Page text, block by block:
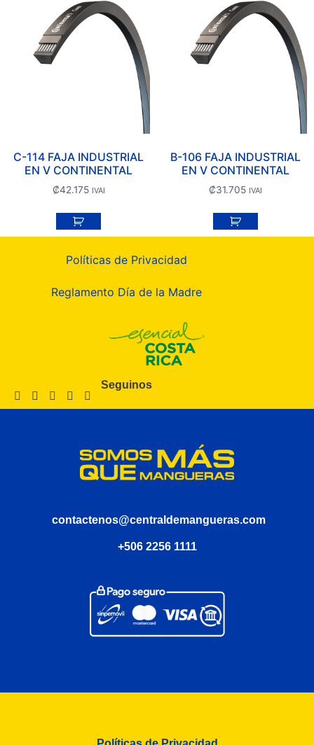
C-114 FAJA INDUSTRIAL
EN V CONTINENTAL
₡42.175 IVAI
B-106 FAJA INDUSTRIAL
EN V CONTINENTAL
₡31.705 IVAI
Políticas de Privacidad
Reglamento Día de la Madre
Seguinos
contactenos@centraldemangueras.com
+506 2256 1111